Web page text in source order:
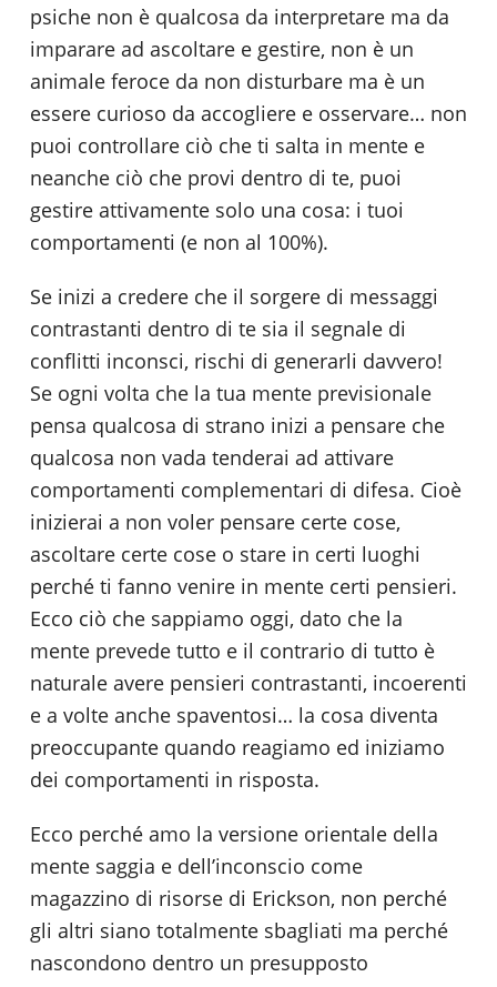
psiche non è qualcosa da interpretare ma da
imparare ad ascoltare e gestire, non è un
animale feroce da non disturbare ma è un
essere curioso da accogliere e osservare… non
puoi controllare ciò che ti salta in mente e
neanche ciò che provi dentro di te, puoi
gestire attivamente solo una cosa: i tuoi
comportamenti (e non al 100%).
Se inizi a credere che il sorgere di messaggi
contrastanti dentro di te sia il segnale di
conflitti inconsci, rischi di generarli davvero!
Se ogni volta che la tua mente previsionale
pensa qualcosa di strano inizi a pensare che
qualcosa non vada tenderai ad attivare
comportamenti complementari di difesa. Cioè
inizierai a non voler pensare certe cose,
ascoltare certe cose o stare in certi luoghi
perché ti fanno venire in mente certi pensieri.
Ecco ciò che sappiamo oggi, dato che la
mente prevede tutto e il contrario di tutto è
naturale avere pensieri contrastanti, incoerenti
e a volte anche spaventosi… la cosa diventa
preoccupante quando reagiamo ed iniziamo
dei comportamenti in risposta.
Ecco perché amo la versione orientale della
mente saggia e dell’inconscio come
magazzino di risorse di Erickson, non perché
gli altri siano totalmente sbagliati ma perché
nascondono dentro un presupposto